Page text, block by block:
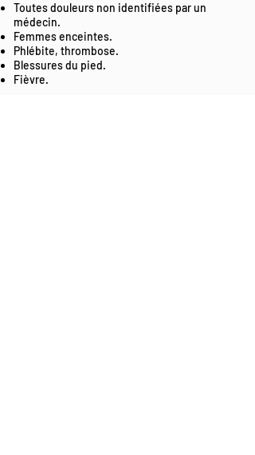
Toutes douleurs non identifiées par un
médecin.
Femmes enceintes.
Phlébite, thrombose.
Blessures du pied.
Fièvre.